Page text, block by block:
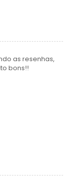
as resenhas,
bons!!